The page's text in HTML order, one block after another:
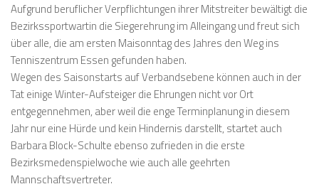
Aufgrund beruflicher Verpflichtungen ihrer Mitstreiter bewältigt die
Bezirkssportwartin die Siegerehrung im Alleingang und freut sich
über alle, die am ersten Maisonntag des Jahres den Weg ins
Tenniszentrum Essen gefunden haben.
Wegen des Saisonstarts auf Verbandsebene können auch in der
Tat einige Winter-Aufsteiger die Ehrungen nicht vor Ort
entgegennehmen, aber weil die enge Terminplanung in diesem
Jahr nur eine Hürde und kein Hindernis darstellt, startet auch
Barbara Block-Schulte ebenso zufrieden in die erste
Bezirksmedenspielwoche wie auch alle geehrten
Mannschaftsvertreter.